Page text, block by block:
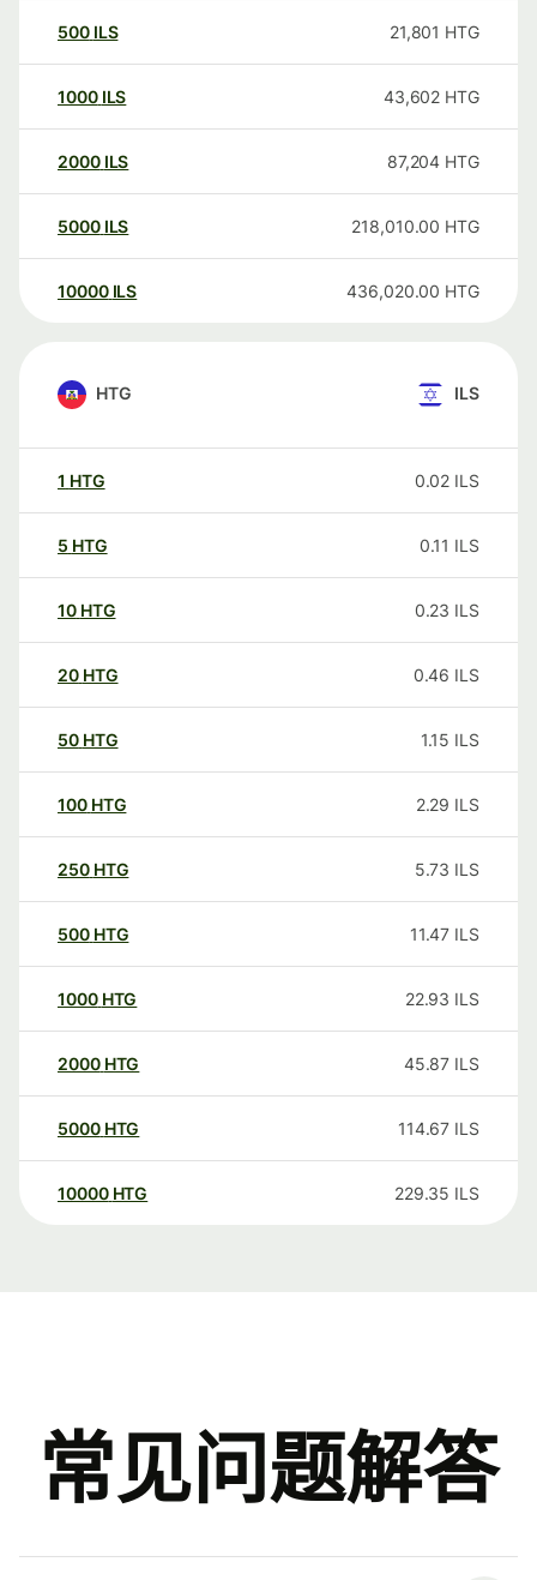
500 ILS 21,801 HTG
1000 ILS 43,602 HTG
2000 ILS 87,204 HTG
5000 ILS 218,010.00 HTG
10000 ILS 436,020.00 HTG
HTG ILS
1 HTG 0.02 ILS
5 HTG 0.11 ILS
10 HTG 0.23 ILS
20 HTG 0.46 ILS
50 HTG 1.15 ILS
100 HTG 2.29 ILS
250 HTG 5.73 ILS
500 HTG 11.47 ILS
1000 HTG 22.93 ILS
2000 HTG 45.87 ILS
5000 HTG 114.67 ILS
10000 HTG 229.35 ILS
常见问题解答